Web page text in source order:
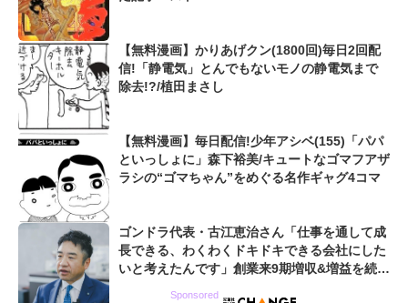
【無料漫画】かりあげクン(1800回)毎日2回配
信!「静電気」とんでもないモノの静電気まで
除去!?/植田まさし
【無料漫画】毎日配信!少年アシベ(155)「パパ
といっしょに」森下裕美/キュートなゴマフアザ
ラシの“ゴマちゃん”をめぐる名作ギャグ4コマ
ゴンドラ代表・古江恵治さん「仕事を通して成
長できる、わくわくドキドキできる会社にした
いと考えたんです」創業来9期増収&増益を続け
Sponsored